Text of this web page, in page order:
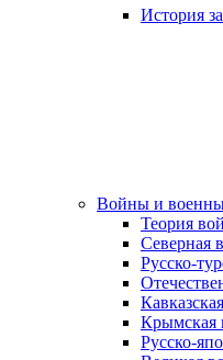
История
Войны и
Теория
Северная
Русско-
Крымская
Русско-